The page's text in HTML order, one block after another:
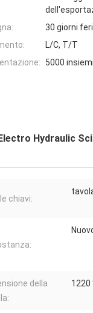
30 giorni
L/C, T/T
5000
Hydraulic
chiavi:
della
1220